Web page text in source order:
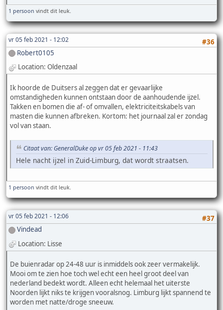
1 persoon vindt dit leuk.
vr 05 feb 2021 - 12:02
#36
Robert0105
Location: Oldenzaal
Ik hoorde de Duitsers al zeggen dat er gevaarlijke
omstandigheden kunnen ontstaan door de aanhoudende ijzel.
Takken en bomen die af- of omvallen, elektriciteitskabels van
masten die kunnen afbreken. Kortom: het journaal zal er zondag
vol van staan.
Citaat van: GeneralDuke op vr 05 feb 2021 - 11:43
Hele nacht ijzel in Zuid-Limburg, dat wordt straatsen.
1 persoon vindt dit leuk.
vr 05 feb 2021 - 12:06
#37
Vindead
Location: Lisse
De buienradar op 24-48 uur is inmiddels ook zeer vermakelijk.
Mooi om te zien hoe toch wel echt een heel groot deel van
nederland bedekt wordt. Alleen echt helemaal het uiterste
Noorden lijkt niks te krijgen vooralsnog. Limburg lijkt spannend te
worden met natte/droge sneeuw.